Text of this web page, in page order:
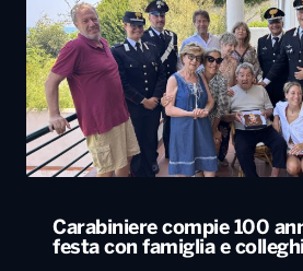
Carabiniere compie 100
festa con famiglia e colleghi